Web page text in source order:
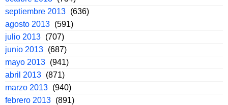
septiembre 2013 (636)
agosto 2013 (591)
julio 2013 (707)
junio 2013 (687)
mayo 2013 (941)
abril 2013 (871)
marzo 2013 (940)
febrero 2013 (891)